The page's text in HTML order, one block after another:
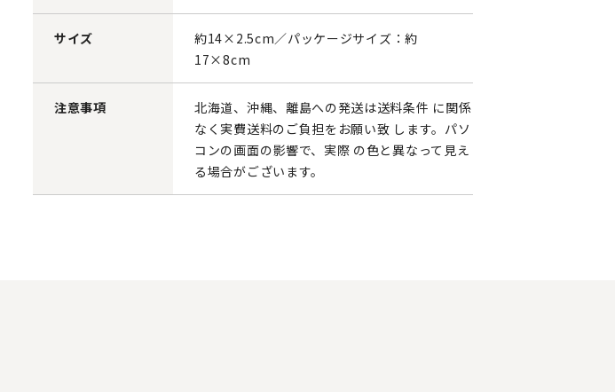
サイズ
約14×2.5cm／パッケージサイズ：約
17×8cm
注意事項
北海道、沖縄、離島への発送は送料条件 に関係
なく実費送料のご負担をお願い致 します。パソ
コンの画面の影響で、実際 の色と異なって見え
る場合がございます。